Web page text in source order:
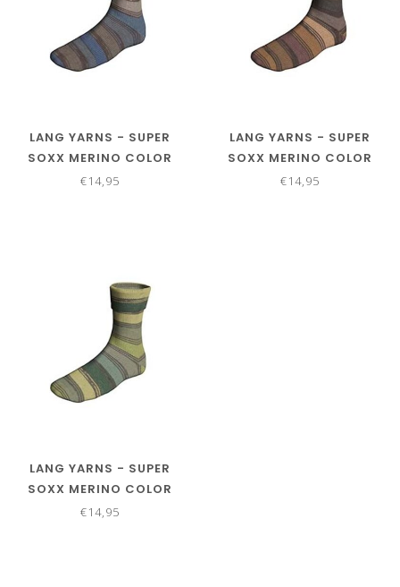
LANG YARNS - SUPER
SOXX MERINO COLOR
ELEMENTSOXX 4 PLY
€14,95
LANG YARNS - SUPER
SOXX MERINO COLOR
ELEMENTSOXX 4 PLY
€14,95
LANG YARNS - SUPER
SOXX MERINO COLOR
ELEMENTSOXX 4 PLY
€14,95